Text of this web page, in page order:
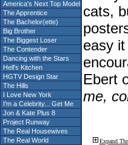
America's Next Top Model
The Apprentice
The Bachelor(ette)
Big Brother
The Biggest Loser
The Contender
Dancing with the Stars
Hell's Kitchen
HGTV Design Star
The Hills
I Love New York
I'm a Celebrity... Get Me
Jon & Kate Plus 8
Project Runway
The Real Housewives
The Real World
cats,
easy
Ebert
me,
Expand